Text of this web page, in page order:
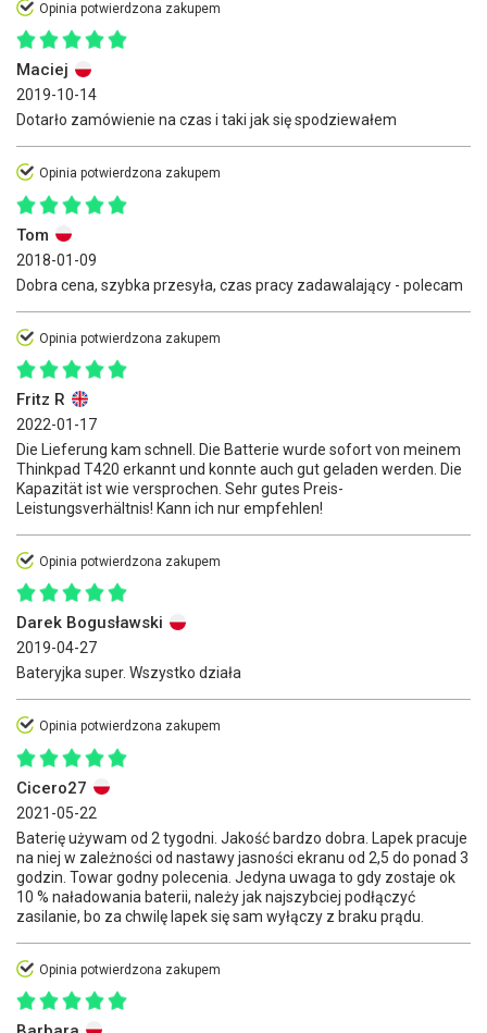
Opinia potwierdzona zakupem
Maciej
2019-10-14
Dotarło zamówienie na czas i taki jak się spodziewałem
Opinia potwierdzona zakupem
Tom
2018-01-09
Dobra cena, szybka przesyła, czas pracy zadawalający - polecam
Opinia potwierdzona zakupem
Fritz R
2022-01-17
Die Lieferung kam schnell. Die Batterie wurde sofort von meinem
Thinkpad T420 erkannt und konnte auch gut geladen werden. Die
Kapazität ist wie versprochen. Sehr gutes Preis-
Leistungsverhältnis! Kann ich nur empfehlen!
Opinia potwierdzona zakupem
Darek Bogusławski
2019-04-27
Bateryjka super. Wszystko działa
Opinia potwierdzona zakupem
Cicero27
2021-05-22
Baterię używam od 2 tygodni. Jakość bardzo dobra. Lapek pracuje
na niej w zależności od nastawy jasności ekranu od 2,5 do ponad 3
godzin. Towar godny polecenia. Jedyna uwaga to gdy zostaje ok
10 % naładowania baterii, należy jak najszybciej podłączyć
zasilanie, bo za chwilę lapek się sam wyłączy z braku prądu.
Opinia potwierdzona zakupem